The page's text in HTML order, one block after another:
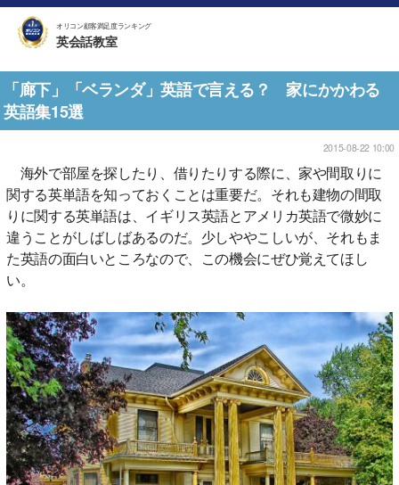
オリコン顧客満足度ランキング
英会話教室
「廊下」「ベランダ」英語で言える？ 家にかかわる
英語集15選
2015-08-22 10:00
海外で部屋を探したり、借りたりする際に、家や間取りに
関する英単語を知っておくことは重要だ。それも建物の間取
りに関する英単語は、イギリス英語とアメリカ英語で微妙に
違うことがしばしばあるのだ。少しややこしいが、それもま
た英語の面白いところなので、この機会にぜひ覚えてほし
い。